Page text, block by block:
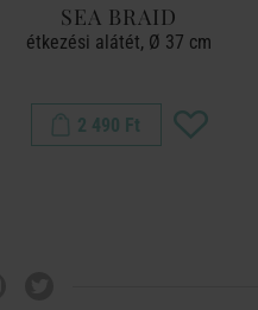
SEA BRAID
étkezési alátét, Ø 37 cm
2 490 Ft